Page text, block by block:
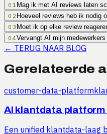
01 Mag ik met AI reviews laten
02 Hoeveel reviews heb ik nodig
03 Moet ik op elke review
04Vervangt AI mijn
← TERUG NAAR BLOG
Gerelateerde
customer-data-platform
AI klantdata platform
Een unified klantdata-laag